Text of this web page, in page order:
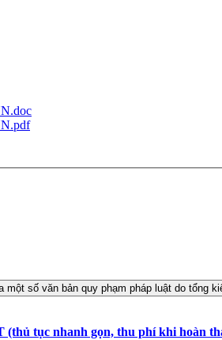
tục nhanh gọn, thu phí khi hoàn